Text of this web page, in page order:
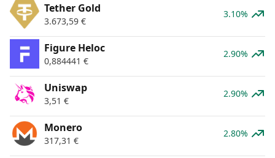
Tether Gold
3.673,59 €
3.10%
Figure Heloc
0,884441 €
2.90%
Uniswap
3,51 €
2.90%
Monero
317,31 €
2.80%